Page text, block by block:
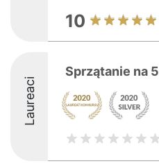
10
Laureaci
Sprzątanie na 5